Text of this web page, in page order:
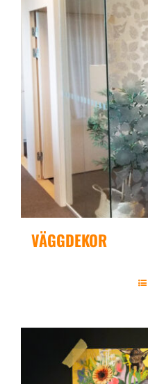
VÄGGDEKOR